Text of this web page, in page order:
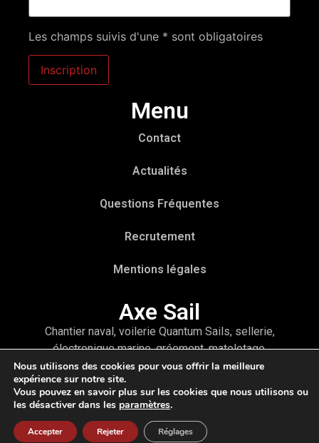
Les champs suivis d'une * sont obligatoires
Menu
Contact
Actualités
Questions Fréquentes
Recrutement
Mentions légales
Axe Sail
Chantier naval, voilerie Quantum Sails, sellerie,
électronique marine, gréement, matelotage,
accastillage ou encore refit et hivernage, vous
trouverez tous les services pour votre bateau à
travers un interlocuteur unique : Axe Sail
Nous utilisons des cookies pour vous offrir la meilleure
expérience sur notre site.
Vous pouvez en savoir plus sur les cookies que nous utilisons ou
les désactiver dans les paramètres.
Accepter Rejeter Réglages